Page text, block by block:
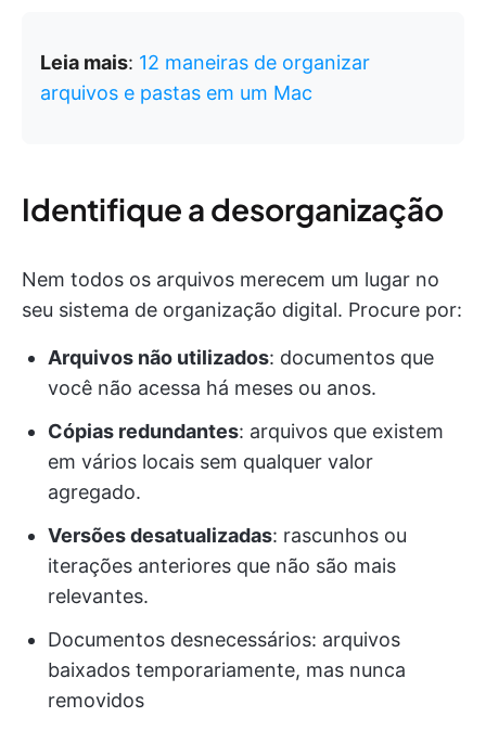
Leia mais: 12 maneiras de organizar
arquivos e pastas em um Mac
Identifique a desorganização
Nem todos os arquivos merecem um lugar no
seu sistema de organização digital. Procure por:
Arquivos não utilizados: documentos que
você não acessa há meses ou anos.
Cópias redundantes: arquivos que existem
em vários locais sem qualquer valor
agregado.
Versões desatualizadas: rascunhos ou
iterações anteriores que não são mais
relevantes.
Documentos desnecessários: arquivos
baixados temporariamente, mas nunca
removidos